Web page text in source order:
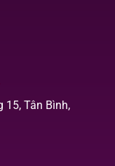
15, Tân Bình,